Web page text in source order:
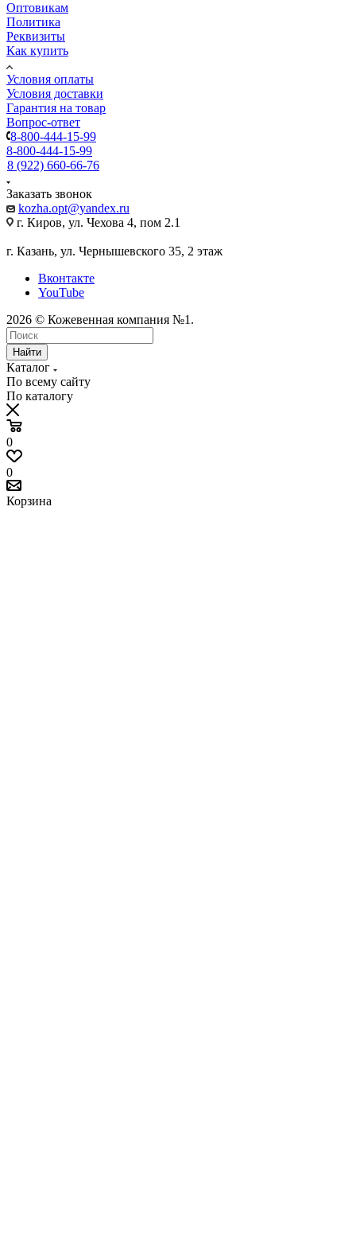
Оптовикам
Политика
Реквизиты
Как купить
Условия оплаты
Условия доставки
Гарантия на товар
Вопрос-ответ
8-800-444-15-99
8-800-444-15-99
8 (922) 660-66-76
Заказать звонок
kozha.opt@yandex.ru
г. Киров, ул. Чехова 4, пом 2.1
г. Казань, ул. Чернышевского 35, 2 этаж
Вконтакте
YouTube
2026 © Кожевенная компания №1.
Найти
Каталог
По всему сайту
По каталогу
0
0
Корзина